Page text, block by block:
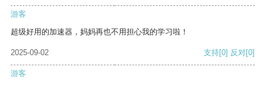
游客
超级好用的加速器，妈妈再也不用担心我的学习啦！
2025-09-02 支持[0] 反对[0]
游客